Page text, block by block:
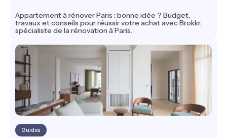
Appartement à rénover Paris : bonne idée ? Budget,
travaux et conseils pour réussir votre achat avec Brokkr,
spécialiste de la rénovation à Paris.
Guides